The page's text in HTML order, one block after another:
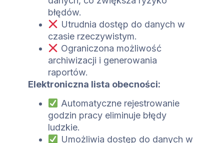
błędów.
Utrudnia dostęp do danych w
czasie rzeczywistym.
Ograniczona możliwość
archiwizacji i generowania
raportów.
Elektroniczna lista obecności:
Automatyczne rejestrowanie
godzin pracy eliminuje błędy
ludzkie.
Umożliwia dostęp do danych w